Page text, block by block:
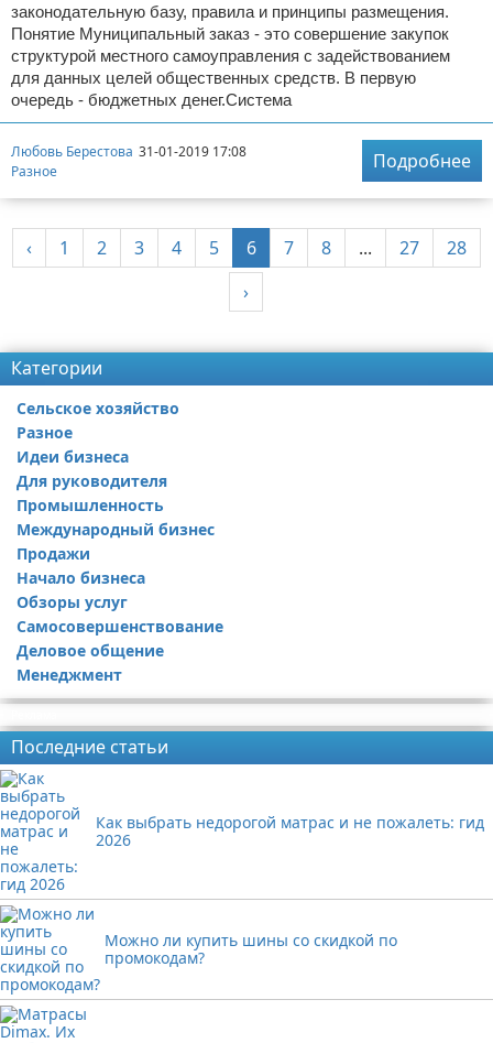
законодательную базу, правила и принципы размещения.
Понятие Муниципальный заказ - это совершение закупок
структурой местного самоуправления с задействованием
для данных целей общественных средств. В первую
очередь - бюджетных денег.Система
Любовь Берестова 31-01-2019 17:08
Разное
Подробнее
‹ 1 2 3 4 5 6 7 8 ... 27
28
›
Категории
Сельское хозяйство
Разное
Идеи бизнеса
Для руководителя
Промышленность
Международный бизнес
Продажи
Начало бизнеса
Обзоры услуг
Самосовершенствование
Деловое общение
Менеджмент
Последние статьи
Как выбрать недорогой матрас и не пожалеть: гид
2026
Можно ли купить шины со скидкой по
промокодам?